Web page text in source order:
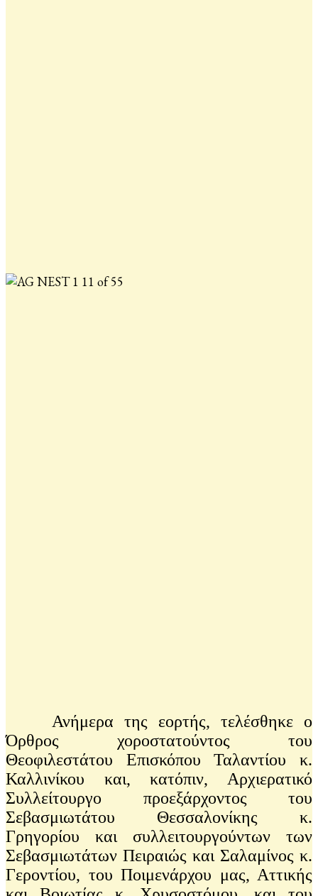
Ανήμερα της εορτής, τελέσθηκε ο
Όρθρος χοροστατούντος του
Θεοφιλεστάτου Επισκόπου Ταλαντίου κ.
Καλλινίκου και, κατόπιν, Αρχιερατικό
Συλλείτουργο προεξάρχοντος του
Σεβασμιωτάτου Θεσσαλονίκης κ.
Γρηγορίου και συλλειτουργούντων των
Σεβασμιωτάτων Πειραιώς και Σαλαμίνος κ.
Γεροντίου, του Ποιμενάρχου μας, Αττικής